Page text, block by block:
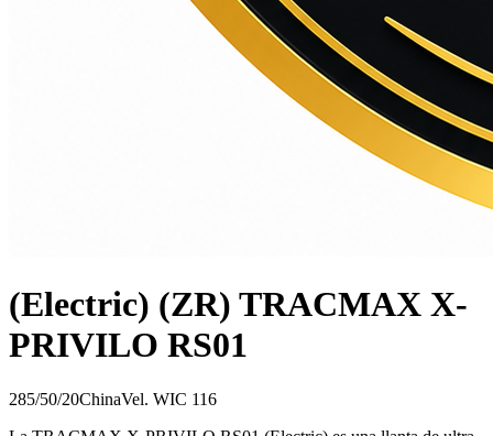
(Electric) (ZR) TRACMAX X-
PRIVILO RS01
285/50/20ChinaVel. WIC 116